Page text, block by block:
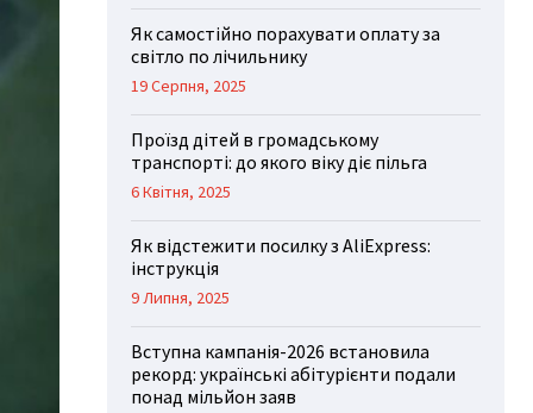
Як самостійно порахувати оплату за
світло по лічильнику
19 Серпня, 2025
Проїзд дітей в громадському
транспорті: до якого віку діє пільга
6 Квітня, 2025
Як відстежити посилку з AliExpress:
інструкція
9 Липня, 2025
Вступна кампанія-2026 встановила
рекорд: українські абітурієнти подали
понад мільйон заяв